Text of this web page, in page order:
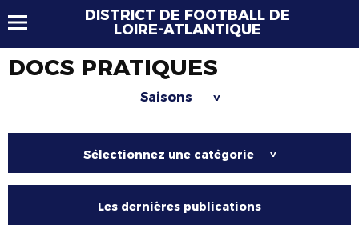
DISTRICT DE FOOTBALL DE
LOIRE-ATLANTIQUE
DOCS PRATIQUES
Saisons >
Sélectionnez une catégorie >
Les dernières publications